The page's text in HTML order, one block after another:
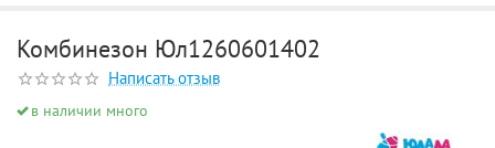
Комбинезон Юл1260601402
Написать отзыв
в наличии много